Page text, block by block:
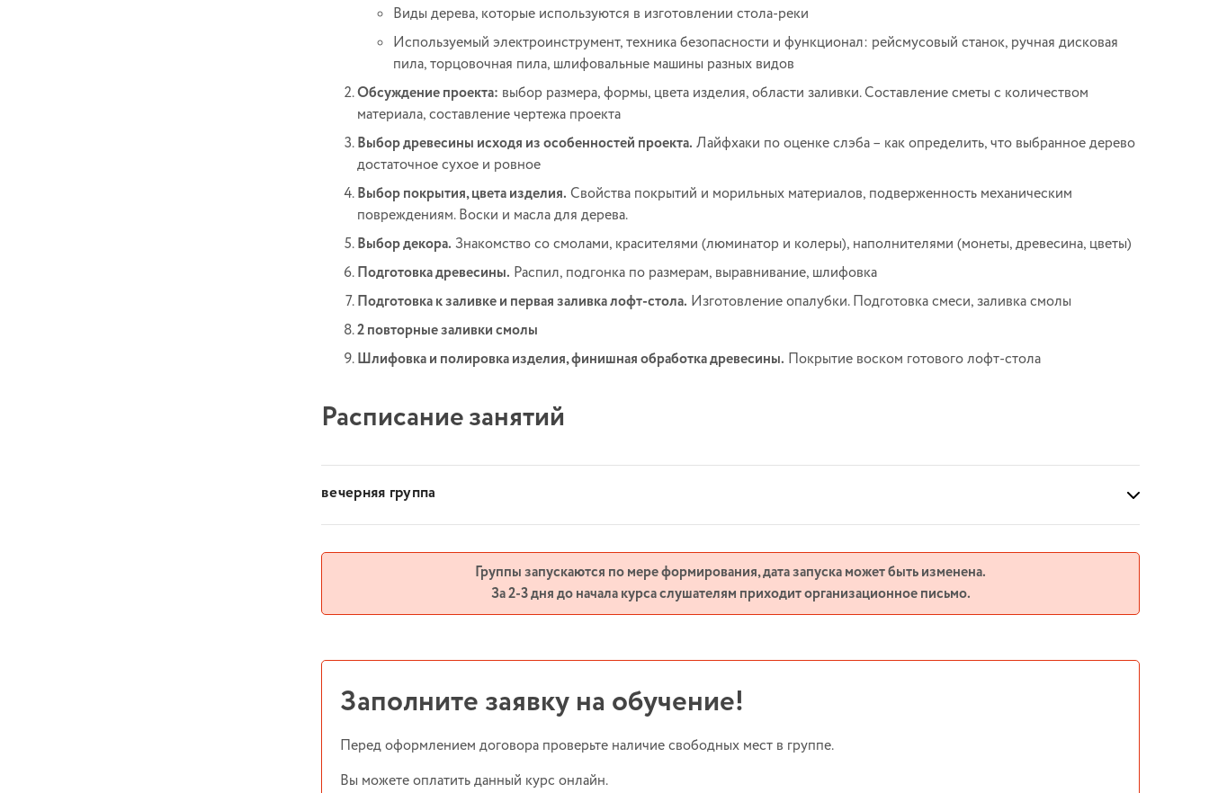
Виды дерева, которые используются в изготовлении стола-реки
Используемый электроинструмент, техника безопасности и функционал: рейсмусовый станок, ручная дисковая
пила, торцовочная пила, шлифовальные машины разных видов
Обсуждение проекта: выбор размера, формы, цвета изделия, области заливки. Составление сметы с количеством
материала, составление чертежа проекта
Выбор древесины исходя из особенностей проекта. Лайфхаки по оценке слэба – как определить, что выбранное дерево
достаточное сухое и ровное
Выбор покрытия, цвета изделия. Свойства покрытий и морильных материалов, подверженность механическим
повреждениям. Воски и масла для дерева.
Выбор декора. Знакомство со смолами, красителями (люминатор и колеры), наполнителями (монеты, древесина, цветы)
Подготовка древесины. Распил, подгонка по размерам, выравнивание, шлифовка
Подготовка к заливке и первая заливка лофт-стола. Изготовление опалубки. Подготовка смеси, заливка смолы
2 повторные заливки смолы
Шлифовка и полировка изделия, финишная обработка древесины. Покрытие воском готового лофт-стола
Расписание занятий
вечерняя группа
Группы запускаются по мере формирования, дата запуска может быть изменена.
За 2-3 дня до начала курса слушателям приходит организационное письмо.
Заполните заявку на обучение!
Перед оформлением договора проверьте наличие свободных мест в группе.
Вы можете оплатить данный курс онлайн.